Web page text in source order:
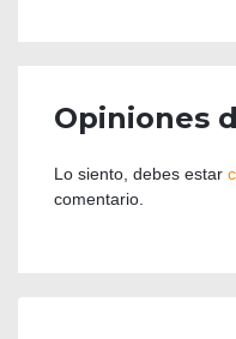
Opiniones
Lo siento, debes estar
comentario.